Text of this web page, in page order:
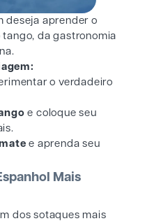
deseja aprender o
da gastronomia
o verdadeiro
e coloque seu
e aprenda seu
Mais
dos sotaques mais